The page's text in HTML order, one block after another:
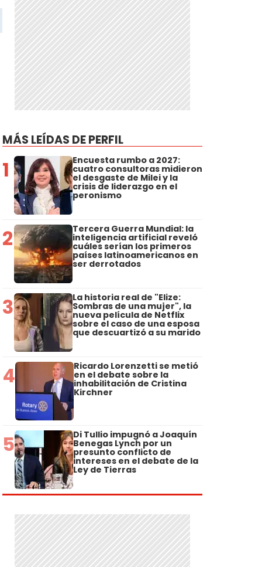
MÁS LEÍDAS DE PERFIL
1 Encuesta rumbo a 2027:
cuatro consultoras midieron
el desgaste de Milei y la
crisis de liderazgo en el
peronismo
2 Tercera Guerra Mundial: la
inteligencia artificial reveló
cuáles serían los primeros
países latinoamericanos en
ser derrotados
3 La historia real de "Elize:
Sombras de una mujer", la
nueva película de Netflix
sobre el caso de una esposa
que descuartizó a su marido
4 Ricardo Lorenzetti se metió
en el debate sobre la
inhabilitación de Cristina
Kirchner
5 Di Tullio impugnó a Joaquín
Benegas Lynch por un
presunto conflicto de
intereses en el debate de la
Ley de Tierras